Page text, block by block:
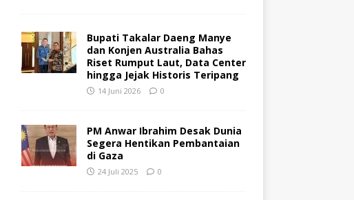
Bupati Takalar Daeng Manye
dan Konjen Australia Bahas
Riset Rumput Laut, Data Center
hingga Jejak Historis Teripang
14 Juni 2026 0
PM Anwar Ibrahim Desak Dunia
Segera Hentikan Pembantaian
di Gaza
24 Juli 2025 0